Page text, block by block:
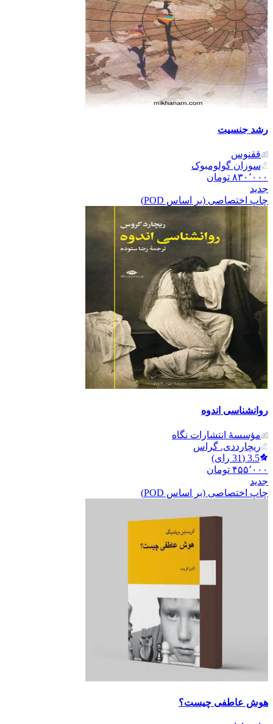
رشد جنسیت
ققنوس
سوزان گولومبوک
۸۳۰٬۰۰۰ تومان
جدید
چاپ اختصاصی (بر اساس POD)
روانشناسی اندوه
مؤسسۀ انتشارات نگاه
ریچارد‌دی. گراس
3.5
(
31 رای)
۴۵۵٬۰۰۰ تومان
جدید
چاپ اختصاصی (بر اساس POD)
هوش عاطفی چیست؟